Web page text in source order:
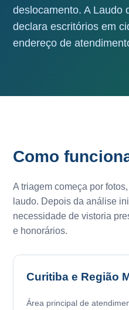
deslocamento. A Laudo
declara escritórios em
endereço de
Como
A triagem começa por
laudo. Depois da análise
necessidade de vistoria
e honorários.
Curitiba e Região
Área principal de